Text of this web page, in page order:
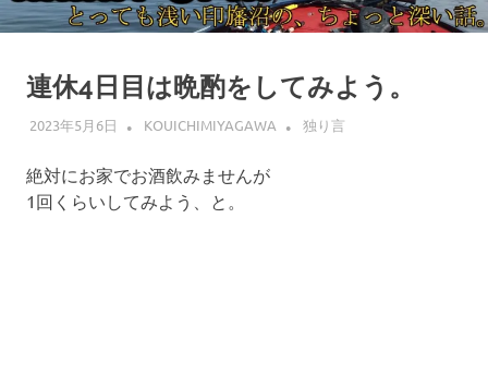
プ
連休4日目は晩酌をしてみよう。
2023年5月6日 KOUICHIMIYAGAWA 独り言
絶対にお家でお酒飲みませんが
1回くらいしてみよう、と。